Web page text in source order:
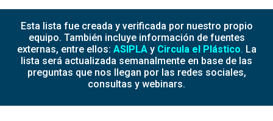
Esta lista fue creada y verificada por nuestro propio
equipo. También incluye información de fuentes
externas, entre ellos: ASIPLAy Circula el Plástico. La
lista será actualizada semanalmente en base de las
preguntas que nos llegan por las redes sociales,
consultas y webinars.